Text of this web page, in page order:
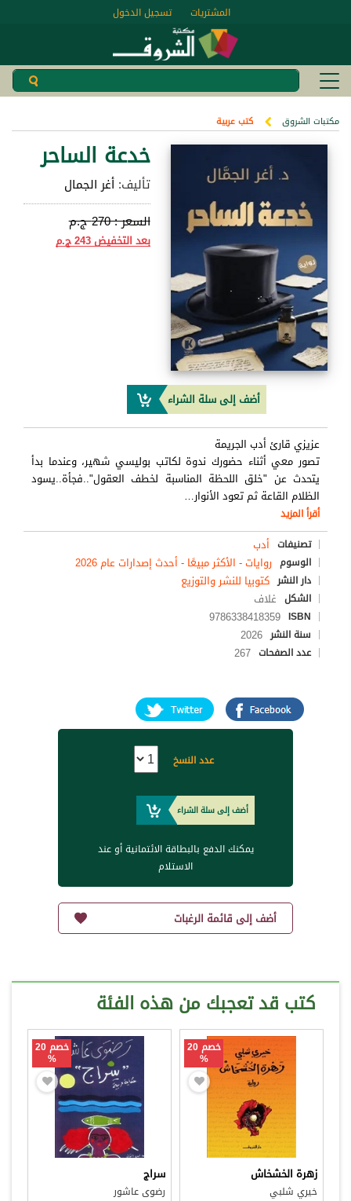
تسجيل الدخول المشتريات
مكتبات الشروق كتب عربية
خدعة الساحر
تأليف:أغر الجمال
السعر :270 ج.م
بعد التخفيض243 ج.م
أضف إلى سلة الشراء
عزيزي قارئ أدب الجريمة
تصور معي أثناء حضورك ندوة لكاتب بوليسي شهير، وعندما بدأ
يتحدث عن "خلق اللحظة المناسبة لخطف العقول"..فجأة..يسود
الظلام القاعة ثم تعود الأنوار…
أقرأ المزيد
تصنيفات أدب
الوسوم روايات- الأكثر مبيعًا - أحدث إصدارات عام 2026
دار النشر كتوبيا للنشر والتوزيع
الشكل غلاف
ISBN
9786338418359
سنة النشر 2026
عدد الصفحات 267
عدد النسخ
أضف إلى سلة الشراء
يمكنك الدفع بالبطاقة الائتمانية أو عند
الاستلام
أضف إلى قائمة الرغبات
كتب قد تعجبك من هذه الفئة
خصم 20
%
زهرة الخشخاش
خيري شلبي
خصم 20
%
سراج
رضوى عاشور